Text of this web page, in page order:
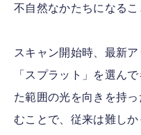
不自然なかたちになるこ
スキャン開始時、最新
「スプラット」を選ん
た範囲の光を向きを持
むことで、従来は難しか